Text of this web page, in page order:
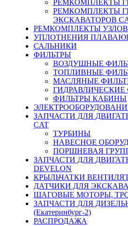
РЕМКОМПЛЕКТЫ
РЕМКОМПЛЕКТЫ
ЭКСКАВАТОРОВ
РЕМКОМПЛЕКТЫ УЗЛОВ
УПЛОТНЕНИЯ
САЛЬНИКИ
ФИЛЬТРЫ
ВОЗДУШНЫЕ
ТОПЛИВНЫЕ
МАСЛЯНЫЕ
ГИДРАВЛИЧЕСКИЕ
ФИЛЬТРЫ КАБИНЫ
ЗАПЧАСТИ ДЛЯ
CAT
ТУРБИНЫ
НАВЕСНОЕ
ПОРШНЕВАЯ
ЗАПЧАСТИ ДЛЯ
DEVELON
КРЫЛЬЧАТКИ
ДАТЧИКИ ДЛЯ
ШАГОВЫЕ МОТОРЫ,
ЗАПЧАСТИ ДЛЯ
(Екатеринбург-2)
РАСПРОДАЖА